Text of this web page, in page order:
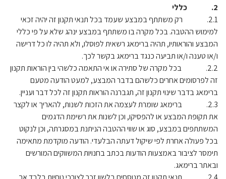
2. כללי
2.1. רק משתתף במבצע שעמד בכל תנאי תקנון זה יהיה זכאי
למימוש ההטבה. בכל מקרה בו משתתף במבצע ינהג שלא על פי כללי
המבצע והוראותיו, תהיה ברימאג רשאית לפוסלו, ולא תהיה לו כל דרישה
ו/או טענה ו/או תביעה כנגד ברימאג בקשר לכך.
2.2. בכל מקרה של סתירה או אי התאמה כלשהי בין הוראות תקנון
זה לפרסומים אחרים כלשהם בדבר המבצע, למעט הודעה מטעם
ברימאג בדבר שינוי תקנון זה, תגברנה הוראות תקנון זה לכל דבר ועניין.
2.3. ברימאג שומרת לעצמה את הזכות לשנות, להאריך או לקצר
את תקופת המבצע או להפסיקו, וכן לשנות את רשימת הדגמים
המשתתפים במבצע, סוג או שווי ההטבה הניתנת במסגרתה, וכן לנקוט
בכל פעולה אחרת לפי שיקול דעתה הבלעדי. הודעה מוקדמת מתאימה
תימסר לציבור באמצעות הודעות בכתב בחנויות המשווקים המורשים
ובאתר ברימאג.